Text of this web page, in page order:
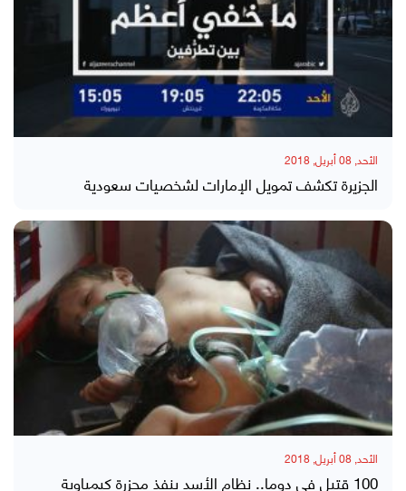
الأحد, 08 أبريل, 2018
الجزيرة تكشف تمويل الإمارات لشخصيات سعودية
الأحد, 08 أبريل, 2018
100 قتيل في دوما.. نظام الأسد ينفذ مجزرة كيمياوية